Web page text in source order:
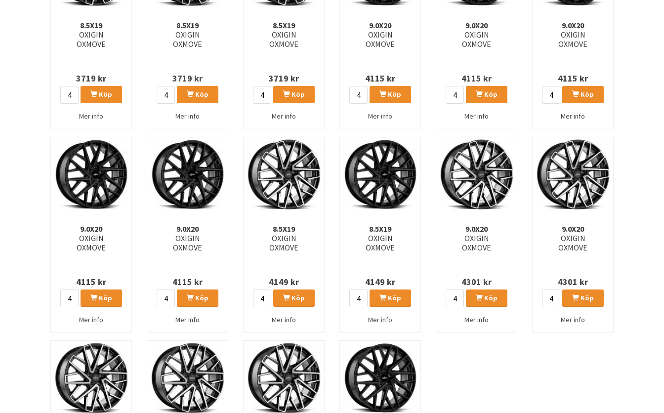
8.5X19
OXIGIN
OXMOVE
3719 kr
Köp
Mer info
8.5X19
OXIGIN
OXMOVE
3719 kr
Köp
Mer info
8.5X19
OXIGIN
OXMOVE
3719 kr
Köp
Mer info
9.0X20
OXIGIN
OXMOVE
4115 kr
Köp
Mer info
9.0X20
OXIGIN
OXMOVE
4115 kr
Köp
Mer info
9.0X20
OXIGIN
OXMOVE
4115 kr
Köp
Mer info
9.0X20
OXIGIN
OXMOVE
4115 kr
Köp
Mer info
9.0X20
OXIGIN
OXMOVE
4115 kr
Köp
Mer info
8.5X19
OXIGIN
OXMOVE
4149 kr
Köp
Mer info
8.5X19
OXIGIN
OXMOVE
4149 kr
Köp
Mer info
9.0X20
OXIGIN
OXMOVE
4301 kr
Köp
Mer info
9.0X20
OXIGIN
OXMOVE
4301 kr
Köp
Mer info